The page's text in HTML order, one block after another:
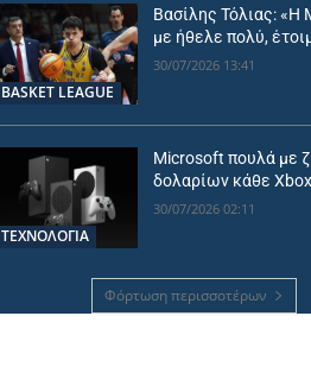
BASKET LEAGUE
Βασίλης Τόλιας: «Η
με ήθελε πολύ,
30/07/2026 13:41
ΤΕΧΝΟΛΟΓΙΑ
Microsoft πουλά με
δολαρίων κάθε
30/07/2026 02:11
Φόρτωση περισσοτέρων